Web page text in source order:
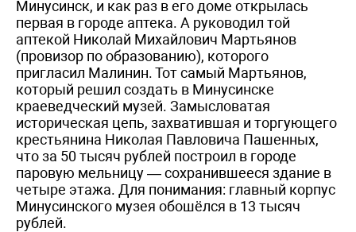
Минусинск, и как раз в его доме открылась
первая в городе аптека. А руководил той
аптекой Николай Михайлович Мартьянов
(провизор по образованию), которого
пригласил Малинин. Тот самый Мартьянов,
который решил создать в Минусинске
краеведческий музей. Замысловатая
историческая цепь, захватившая и торгующего
крестьянина Николая Павловича Пашенных,
что за 50 тысяч рублей построил в городе
паровую мельницу — сохранившееся здание в
четыре этажа. Для понимания: главный корпус
Минусинского музея обошёлся в 13 тысяч
рублей.